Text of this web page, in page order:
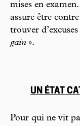
mises en
assure être
trouver
gain ».
UN ÉTAT
Pour qui ne vit